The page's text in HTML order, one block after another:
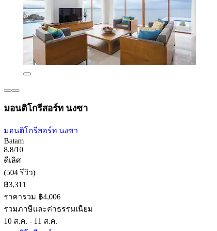
มอนติโกรีสอร์ท นงซา
มอนติโกรีสอร์ท นงซา
Batam
8.8/10
ดีเลิศ
(504 รีวิว)
฿3,311
ราคารวม ฿4,006
รวมภาษีและค่าธรรมเนียม
10 ส.ค. - 11 ส.ค.